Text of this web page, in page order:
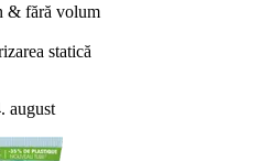
& fără volum
statică
august